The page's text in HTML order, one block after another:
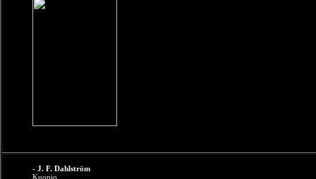
- J. F. Dahlström
Kuopio